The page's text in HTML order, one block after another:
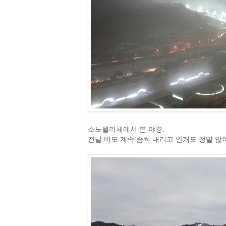
소노펠리체에서 본 야경.
전날 비도 계속 좀씩 내리고 안개도 정말 많